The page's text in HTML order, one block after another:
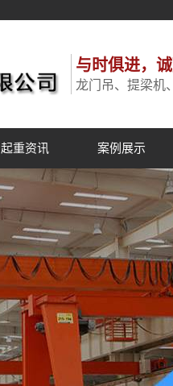
与时俱进，
龙门吊、提梁机
起重资讯 案例展示